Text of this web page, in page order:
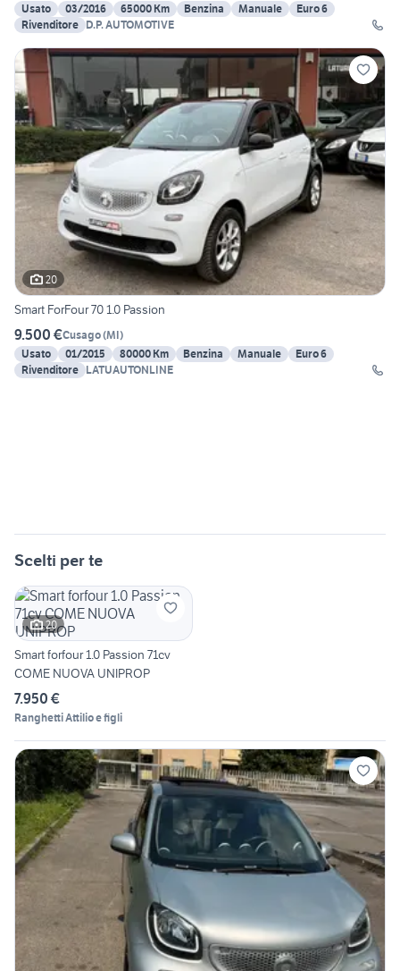
Usato
03/2016 65000 Km Benzina Manuale
Euro 6
Rivenditore D.P. AUTOMOTIVE
20
Smart ForFour 70 1.0 Passion
9.500 €Cusago(MI)
Usato
01/2015 80000 Km Benzina Manuale
Euro 6
Rivenditore LATUAUTONLINE
Scelti per te
20
Smart forfour 1.0 Passion 71cv
COME NUOVA UNIPROP
7.950 €
Ranghetti Attilio e figli